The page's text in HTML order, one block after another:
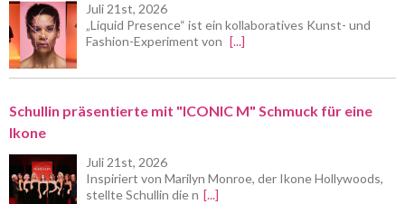
Juli 21st, 2026
„Liquid Presence“ ist ein kollaboratives Kunst- und
Fashion-Experiment von [...]
Schullin präsentierte mit "ICONIC M" Schmuck für eine
Ikone
Juli 21st, 2026
Inspiriert von Marilyn Monroe, der Ikone Hollywoods,
stellte Schullin die n [...]